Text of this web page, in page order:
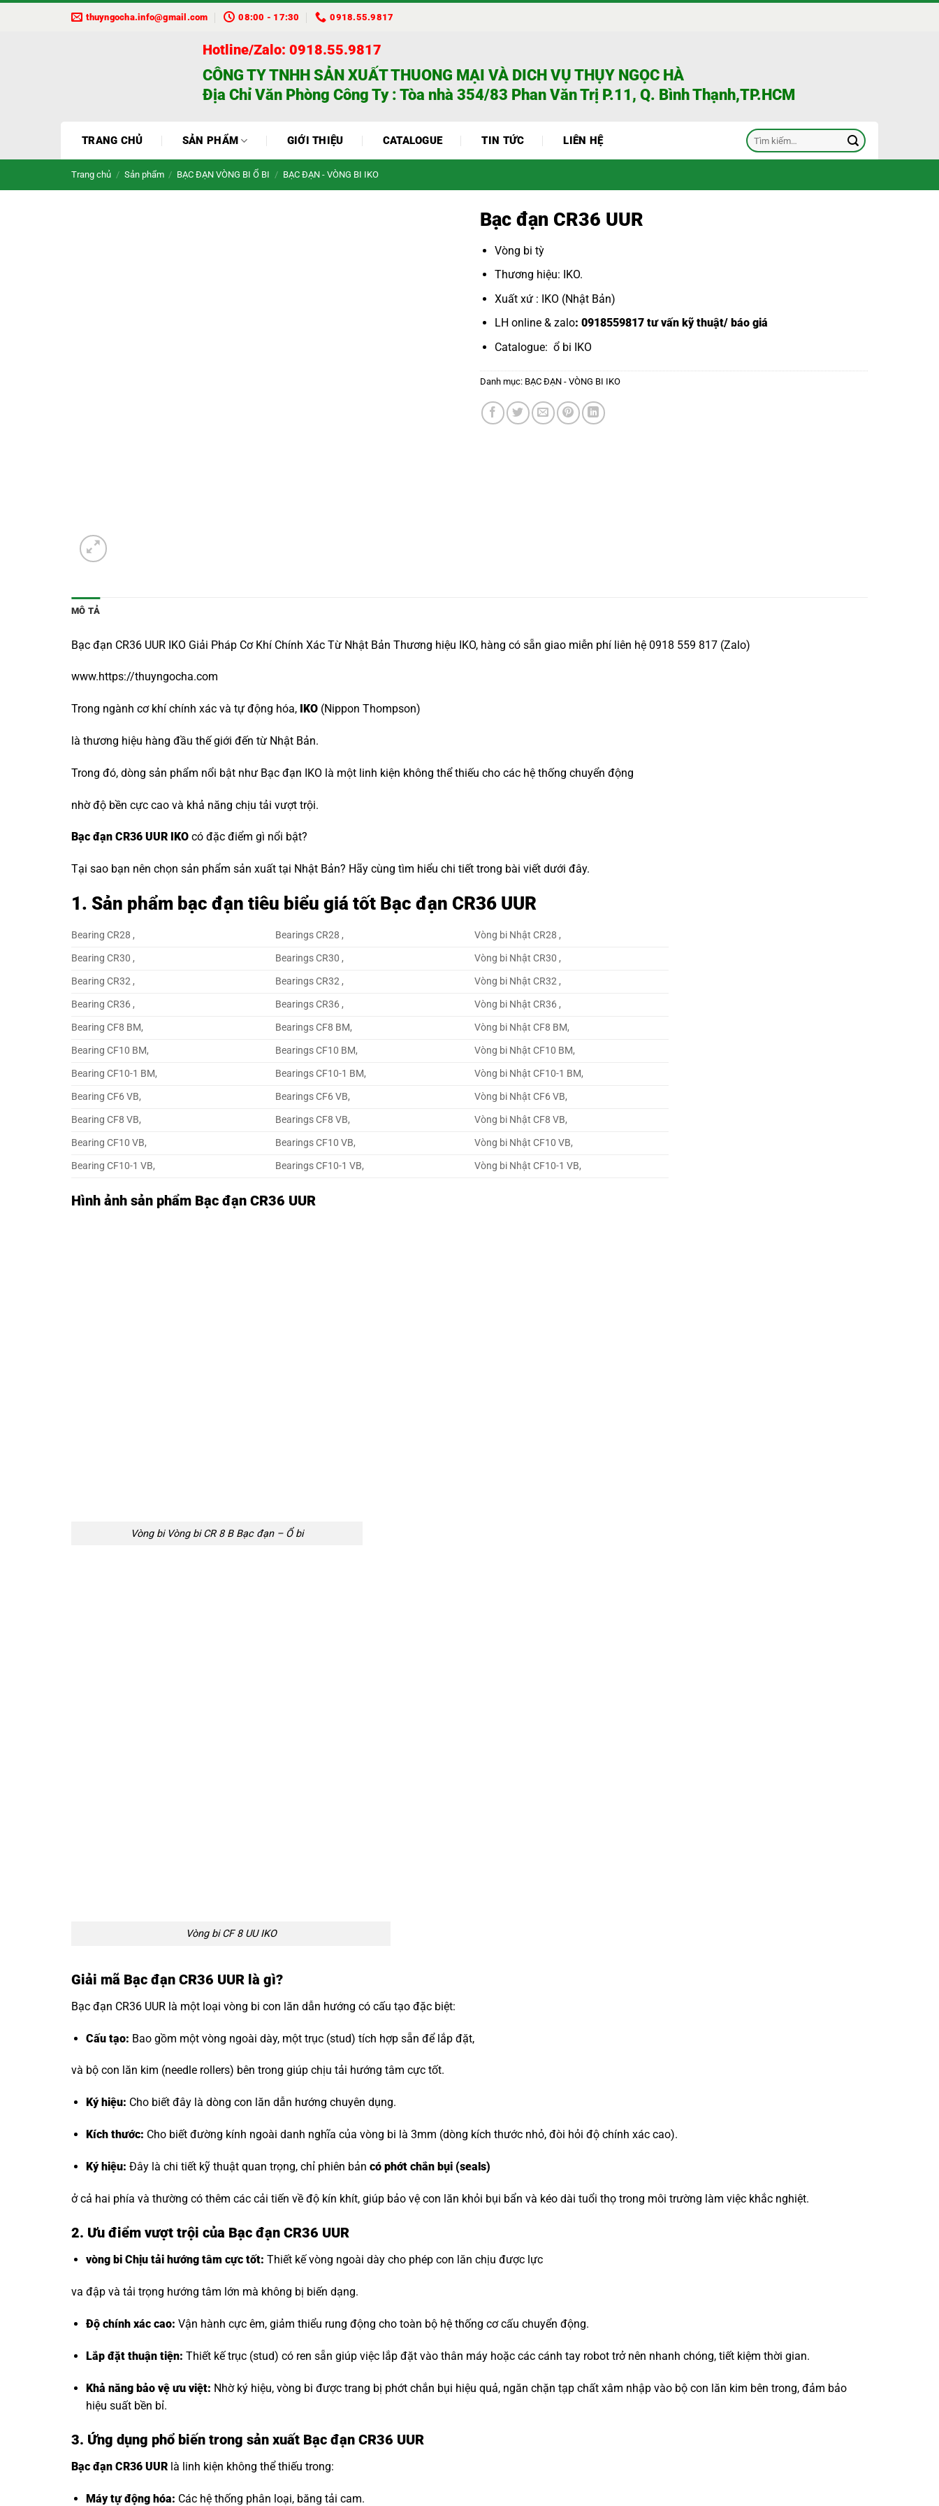
thuyngocha.info@gmail.com 08:00 - 17:30 0918.55.9817
Hotline/Zalo: 0918.55.9817
CÔNG TY TNHH SẢN XUẤT THUONG MẠI VÀ DICH VỤ THỤY NGỌC HÀ
Địa Chỉ Văn Phòng Công Ty : Tòa nhà 354/83 Phan Văn Trị P.11, Q. Bình Thạnh,TP.HCM
TRANG CHỦ SẢN PHẨM GIỚI THIỆU CATALOGUE TIN TỨC LIÊN HỆ
Tìm
kiếm:
Trang chủ / Sản phẩm / BẠC ĐẠN VÒNG BI Ổ BI / BẠC ĐẠN - VÒNG BI IKO
Bạc đạn CR36 UUR
Vòng bi tỳ
Thương hiệu: IKO.
Xuất xứ : IKO (Nhật Bản)
LH online & zalo: 0918559817 tư vấn kỹ thuật/ báo giá
Catalogue: ổ bi IKO
Danh mục: BẠC ĐẠN - VÒNG BI IKO
MÔ TẢ
Bạc đạn CR36 UUR IKO Giải Pháp Cơ Khí Chính Xác Từ Nhật Bản Thương hiệu IKO, hàng có sẵn giao miễn phí liên hệ 0918 559 817 (Zalo)
www.https://thuyngocha.com
Trong ngành cơ khí chính xác và tự động hóa, IKO (Nippon Thompson)
là thương hiệu hàng đầu thế giới đến từ Nhật Bản.
Trong đó, dòng sản phẩm nổi bật như Bạc đạn IKO là một linh kiện không thể thiếu cho các hệ thống chuyển động
nhờ độ bền cực cao và khả năng chịu tải vượt trội.
Bạc đạn CR36 UUR IKO có đặc điểm gì nổi bật?
Tại sao bạn nên chọn sản phẩm sản xuất tại Nhật Bản? Hãy cùng tìm hiểu chi tiết trong bài viết dưới đây.
1. Sản phẩm bạc đạn tiêu biểu giá tốt Bạc đạn CR36 UUR
Bearing CR28 , Bearings CR28 ,
Vòng bi Nhật CR28 ,
Bearing CR30 ,
Bearings CR30 ,
Vòng bi Nhật CR30 ,
Bearing CR32 ,
Bearings CR32 ,
Vòng bi Nhật CR32 ,
Bearing CR36 ,
Bearings CR36 ,
Vòng bi Nhật CR36 ,
Bearing CF8 BM,
Bearings CF8 BM,
Vòng bi Nhật CF8 BM,
Bearing CF10 BM,
Bearings CF10 BM,
Vòng bi Nhật CF10 BM,
Bearing CF10-1 BM,
Bearings CF10-1 BM,
Vòng bi Nhật CF10-1 BM,
Bearing CF6 VB,
Bearings CF6 VB,
Vòng bi Nhật CF6 VB,
Bearing CF8 VB,
Bearings CF8 VB,
Vòng bi Nhật CF8 VB,
Bearing CF10 VB,
Bearings CF10 VB,
Vòng bi Nhật CF10 VB,
Bearing CF10-1 VB,
Bearings CF10-1 VB, Vòng bi Nhật CF10-1 VB,
Hình ảnh sản phẩm Bạc đạn CR36 UUR
Vòng bi Vòng bi CR 8 B Bạc đạn – Ổ bi
Vòng bi CF 8 UU IKO
Giải mã Bạc đạn CR36 UUR là gì?
Bạc đạn CR36 UUR là một loại vòng bi con lăn dẫn hướng có cấu tạo đặc biệt:
Cấu tạo: Bao gồm một vòng ngoài dày, một trục (stud) tích hợp sẵn để lắp đặt,
và bộ con lăn kim (needle rollers) bên trong giúp chịu tải hướng tâm cực tốt.
Ký hiệu: Cho biết đây là dòng con lăn dẫn hướng chuyên dụng.
Kích thước: Cho biết đường kính ngoài danh nghĩa của vòng bi là 3mm (dòng kích thước nhỏ, đòi hỏi độ chính xác cao).
Ký hiệu: Đây là chi tiết kỹ thuật quan trọng, chỉ phiên bản có phớt chắn bụi (seals)
ở cả hai phía và thường có thêm các cải tiến về độ kín khít, giúp bảo vệ con lăn khỏi bụi bẩn và kéo dài tuổi thọ trong môi trường làm việc khắc nghiệt.
2. Ưu điểm vượt trội của Bạc đạn CR36 UUR
vòng bi Chịu tải hướng tâm cực tốt: Thiết kế vòng ngoài dày cho phép con lăn chịu được lực
va đập và tải trọng hướng tâm lớn mà không bị biến dạng.
Độ chính xác cao: Vận hành cực êm, giảm thiểu rung động cho toàn bộ hệ thống cơ cấu chuyển động.
Lắp đặt thuận tiện: Thiết kế trục (stud) có ren sẵn giúp việc lắp đặt vào thân máy hoặc các cánh tay robot trở nên nhanh chóng, tiết kiệm thời gian.
Khả năng bảo vệ ưu việt: Nhờ ký hiệu, vòng bi được trang bị phớt chắn bụi hiệu quả, ngăn chặn tạp chất xâm nhập vào bộ con lăn kim bên trong, đảm bảo
hiệu suất bền bỉ.
3. Ứng dụng phổ biến trong sản xuất Bạc đạn CR36 UUR
Bạc đạn CR36 UUR là linh kiện không thể thiếu trong:
Máy tự động hóa: Các hệ thống phân loại, băng tải cam.